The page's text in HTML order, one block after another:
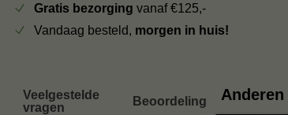
Gratis bezorging vanaf €125,-
Vandaag besteld, morgen in huis!
Veelgestelde
vragen
Beoordelingen